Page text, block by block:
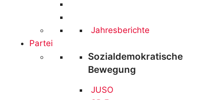
Jahresberichte
Partei
Sozialdemokratische
Bewegung
JUSO